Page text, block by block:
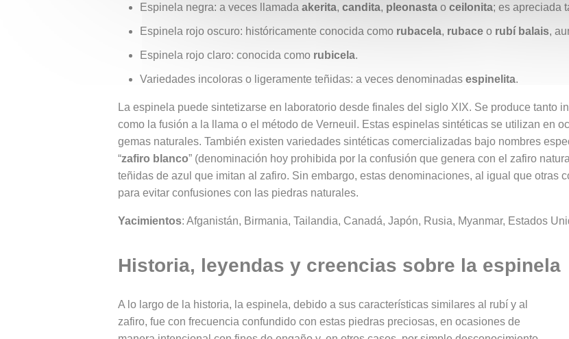
Espinela negra: a veces llamada akerita, candita, pleonasta o ceilonita; es apreciada
Espinela rojo oscuro: históricamente conocida como rubacela, rubace o rubí balais,
Espinela rojo claro: conocida como rubicela.
Variedades incoloras o ligeramente teñidas: a veces denominadas espinelita.
La espinela puede sintetizarse en laboratorio desde finales del siglo XIX. Se produce tanto
como la fusión a la llama o el método de Verneuil. Estas espinelas sintéticas se utilizan en
gemas naturales. También existen variedades sintéticas comercializadas bajo nombres
“zafiro blanco” (denominación hoy prohibida por la confusión que genera con el zafiro
teñidas de azul que imitan al zafiro. Sin embargo, estas denominaciones, al igual que otras
para evitar confusiones con las piedras naturales.
Yacimientos: Afganistán, Birmania, Tailandia, Canadá, Japón, Rusia, Myanmar, Estados
Historia, leyendas y creencias sobre la espinela
A lo largo de la historia, la espinela, debido a sus características similares al rubí y al
zafiro, fue con frecuencia confundido con estas piedras preciosas, en ocasiones de